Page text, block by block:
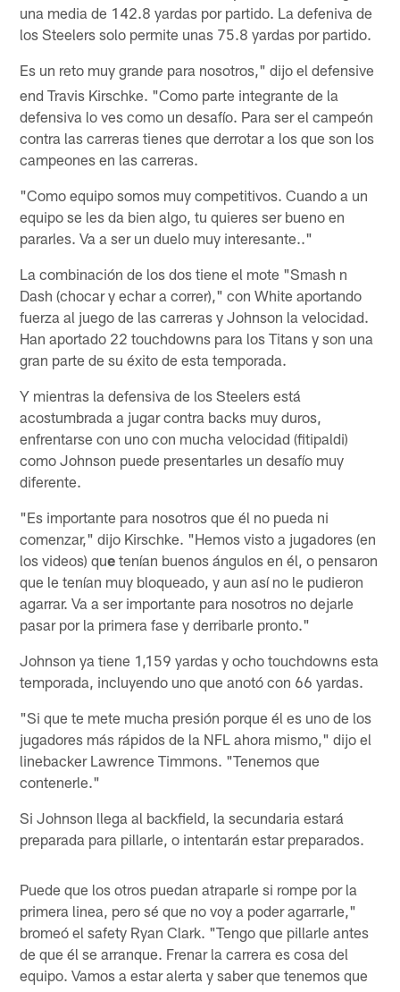
una media de 142.8 yardas por partido. La defeniva de
los Steelers solo permite unas 75.8 yardas por partido.
Es un reto muy grande para nosotros," dijo el defensive
end Travis Kirschke. "Como parte integrante de la
defensiva lo ves como un desafío. Para ser el campeón
contra las carreras tienes que derrotar a los que son los
campeones en las carreras.
"Como equipo somos muy competitivos. Cuando a un
equipo se les da bien algo, tu quieres ser bueno en
pararles. Va a ser un duelo muy interesante.."
La combinación de los dos tiene el mote "Smash n
Dash (chocar y echar a correr)," con White aportando
fuerza al juego de las carreras y Johnson la velocidad.
Han aportado 22 touchdowns para los Titans y son una
gran parte de su éxito de esta temporada.
Y mientras la defensiva de los Steelers está
acostumbrada a jugar contra backs muy duros,
enfrentarse con uno con mucha velocidad (fitipaldi)
como Johnson puede presentarles un desafío muy
diferente.
"Es importante para nosotros que él no pueda ni
comenzar," dijo Kirschke. "Hemos visto a jugadores (en
los videos) que tenían buenos ángulos en él, o pensaron
que le tenían muy bloqueado, y aun así no le pudieron
agarrar. Va a ser importante para nosotros no dejarle
pasar por la primera fase y derribarle pronto."
Johnson ya tiene 1,159 yardas y ocho touchdowns esta
temporada, incluyendo uno que anotó con 66 yardas.
"Si que te mete mucha presión porque él es uno de los
jugadores más rápidos de la NFL ahora mismo," dijo el
linebacker Lawrence Timmons. "Tenemos que
contenerle."
Si Johnson llega al backfield, la secundaria estará
preparada para pillarle, o intentarán estar preparados.
Puede que los otros puedan atraparle si rompe por la
primera linea, pero sé que no voy a poder agarrarle,"
bromeó el safety Ryan Clark. "Tengo que pillarle antes
de que él se arranque. Frenar la carrera es cosa del
equipo. Vamos a estar alerta y saber que tenemos que